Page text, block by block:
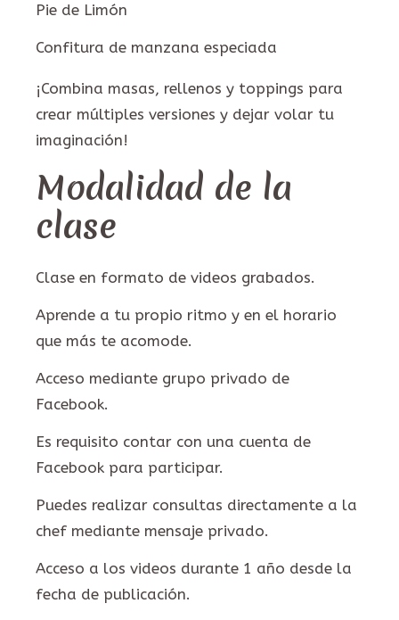
Pie de Limón
Confitura de manzana especiada
¡Combina masas, rellenos y toppings para
crear múltiples versiones y dejar volar tu
imaginación!
Modalidad de la
clase
Clase en formato de videos grabados.
Aprende a tu propio ritmo y en el horario
que más te acomode.
Acceso mediante grupo privado de
Facebook.
Es requisito contar con una cuenta de
Facebook para participar.
Puedes realizar consultas directamente a la
chef mediante mensaje privado.
Acceso a los videos durante 1 año desde la
fecha de publicación.